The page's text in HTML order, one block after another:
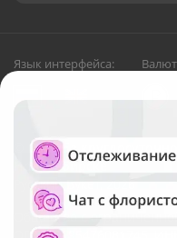
Язык интерфейса:
Служба
Новосибирске
Русский Букет, 2026
Общество с